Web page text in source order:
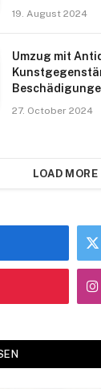
19. August 2024
Umzug mit
27. October 2024
LOAD MORE